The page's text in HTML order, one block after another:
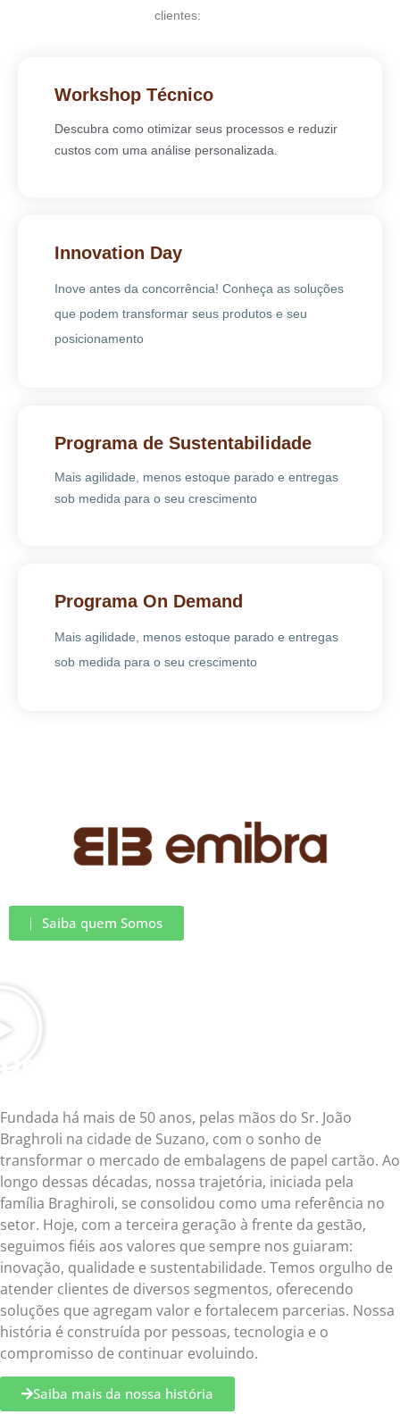
clientes:
Workshop Técnico
Descubra como otimizar seus processos e reduzir
custos com uma análise personalizada.
Innovation Day
Inove antes da concorrência! Conheça as soluções
que podem transformar seus produtos e seu
posicionamento
Programa de Sustentabilidade
Mais agilidade, menos estoque parado e entregas
sob medida para o seu crescimento
Programa On Demand
Mais agilidade, menos estoque parado e entregas
sob medida para o seu crescimento
⎸Saiba quem Somos
Embalando com
Paixão e Eficiência
Desde 1974 inovando a
Fundada há mais de 50 anos, pelas mãos do Sr. João
Braghroli na cidade de Suzano, com o sonho de
transformar o mercado de embalagens de papel cartão. Ao
longo dessas décadas, nossa trajetória, iniciada pela
família Braghiroli, se consolidou como uma referência no
setor. Hoje, com a terceira geração à frente da gestão,
seguimos fiéis aos valores que sempre nos guiaram:
inovação, qualidade e sustentabilidade. Temos orgulho de
atender clientes de diversos segmentos, oferecendo
soluções que agregam valor e fortalecem parcerias. Nossa
história é construída por pessoas, tecnologia e o
compromisso de continuar evoluindo.
Saiba mais da nossa história